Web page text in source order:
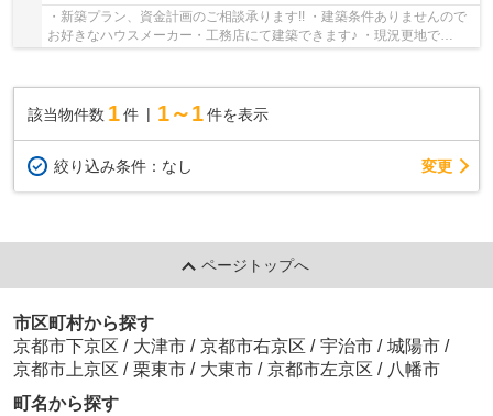
・新築プラン、資金計画のご相談承ります!! ・建築条件ありませんので
お好きなハウスメーカー・工務店にて建築できます♪ ・現況更地で
す！！ ・阪急西院駅徒歩6分!!
該当物件数 1件 1～1 件を表示
絞り込み条件： なし 変更
ページトップへ
市区町村から探す
京都市下京区 / 大津市 / 京都市右京区 / 宇治市 / 城陽市 /
京都市上京区 / 栗東市 / 大東市 / 京都市左京区 / 八幡市
町名から探す